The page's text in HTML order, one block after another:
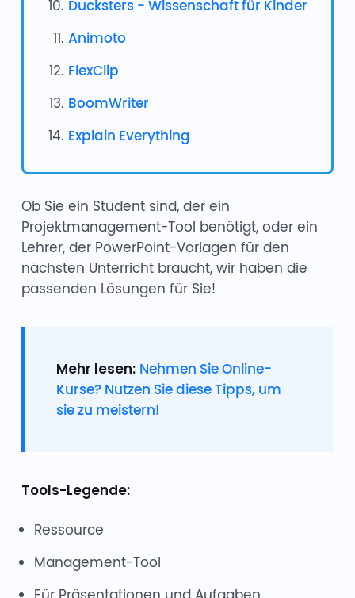
Ducksters - Wissenschaft für Kinder
Animoto
FlexClip
BoomWriter
Explain Everything
Ob Sie ein Student sind, der ein
Projektmanagement-Tool benötigt, oder ein
Lehrer, der PowerPoint-Vorlagen für den
nächsten Unterricht braucht, wir haben die
passenden Lösungen für Sie!
Mehr lesen: Nehmen Sie Online-
Kurse? Nutzen Sie diese Tipps, um
sie zu meistern!
Tools-Legende:
Ressource
Management-Tool